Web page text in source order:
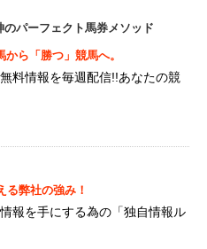
パーフェクト馬券メソッド
から「勝つ」競馬へ。
料情報を毎週配信!!あなたの競
る弊社の強み！
報を手にする為の「独自情報ル